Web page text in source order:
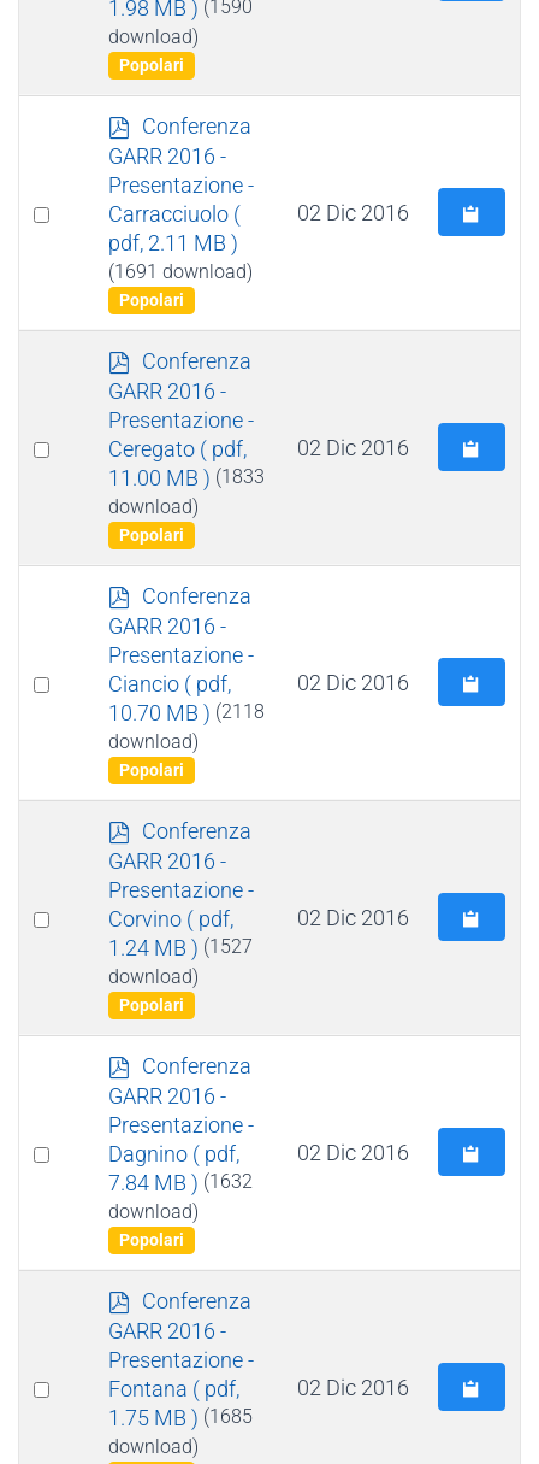
1.98 MB ) (1590
download)
Popolari
Select
p
d
f
Conferenza
GARR 2016 -
Presentazione -
Carracciuolo (
pdf, 2.11 MB )
(1691 download)
Popolari
02 Dic 2016
Select
p
d
f
Conferenza
GARR 2016 -
Presentazione -
Ceregato ( pdf,
11.00 MB ) (1833
download)
Popolari
02 Dic 2016
Select
p
d
f
Conferenza
GARR 2016 -
Presentazione -
Ciancio ( pdf,
10.70 MB ) (2118
download)
Popolari
02 Dic 2016
Select
p
d
f
Conferenza
GARR 2016 -
Presentazione -
Corvino ( pdf,
1.24 MB ) (1527
download)
Popolari
02 Dic 2016
Select
p
d
f
Conferenza
GARR 2016 -
Presentazione -
Dagnino ( pdf,
7.84 MB ) (1632
download)
Popolari
02 Dic 2016
Select
p
d
f
Conferenza
GARR 2016 -
Presentazione -
Fontana ( pdf,
1.75 MB ) (1685
download)
02 Dic 2016